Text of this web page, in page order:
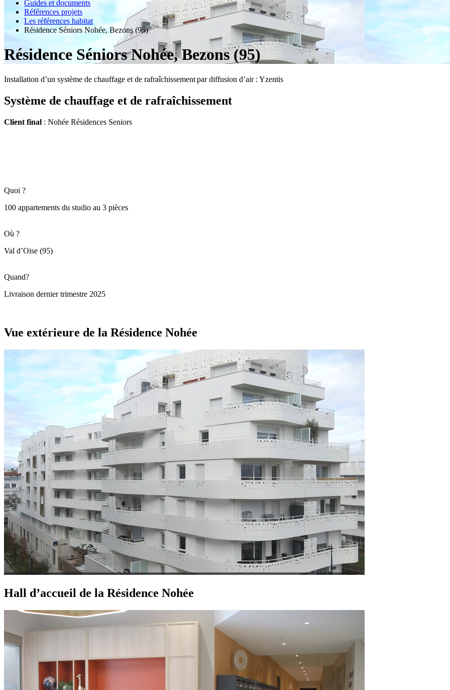
Guides et documents
Références projets
Les références habitat
Résidence Séniors Nohée, Bezons (95)
Résidence Séniors Nohée, Bezons (95)
Installation d’un système de chauffage et de rafraîchissement par diffusion d’air : Yzentis
Système de chauffage et de rafraîchissement
Client final : Nohée Résidences Seniors
Quoi ?
100 appartements du studio au 3 pièces
Où ?
Val d’Oise (95)
Quand?
Livraison dernier trimestre 2025
Vue extérieure de la Résidence Nohée
Hall d’accueil de la Résidence Nohée